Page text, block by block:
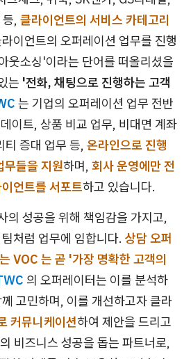
, 클라이언트의 서비스 카테고리
이언트의 오퍼레이션 업무를 진행
웃소싱'이라는 단어를 떠올리셨을
는 '전화, 채팅으로 진행하는 고객
는 기업의 오퍼레이션 업무 전반
이트, 상품 비교 업무, 비대면 계좌
티 증대 업무 등, 온라인으로 진행
무들을 지원하며, 회사 운영에만 전
언트를 서포트하고 있습니다.
의 성공을 위해 책임감을 가지고,
처럼 업무에 임합니다. 상담 오퍼
VOC 는 곧 '가장 명확한 고객의
의 오퍼레이터는 이를 분석하
고민하며, 이를 개선하고자 클라
커뮤니케이션하여 제안을 드리고
비즈니스 성공을 돕는 파트너로,